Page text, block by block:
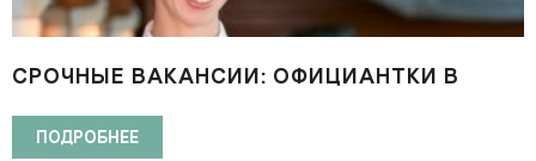
СРОЧНЫЕ ВАКАНСИИ: ОФИЦИАНТКИ В
АЙН)
ПОДРОБНЕЕ